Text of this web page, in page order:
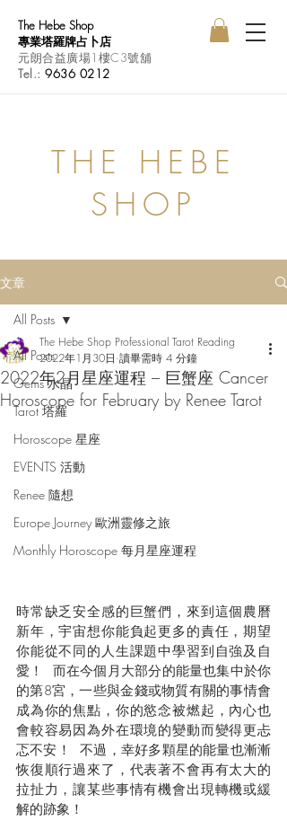
The Hebe Shop
專業塔羅牌占卜店
元朗合益廣場1樓C3號舖
Tel.:9636 0212
THE HEBE
SHOP
文章
All Posts
Gems 水晶
Tarot 塔羅
Horoscope 星座
EVENTS 活動
Renee 隨想
Europe Journey 歐洲靈修之旅
Monthly Horoscope 每月星座運程
All Posts
2022年2月星座運程 – 巨蟹座 Cancer
Horoscope for February by Renee Tarot
The Hebe Shop Professional Tarot Reading
2022年1月30日 讀畢需時 4 分鐘
時常缺乏安全感的巨蟹們，來到這個農曆
新年，宇宙想你能負起更多的責任，期望
你能從不同的人生課題中學習到自強及自
愛！  而在今個月大部分的能量也集中於你
的第8宮，一些與金錢或物質有關的事情會
成為你的焦點，你的慾念被燃起，內心也
會較容易因為外在環境的變動而變得更忐
忑不安！  不過，幸好多顆星的能量也漸漸
恢復順行過來了，代表著不會再有太大的
拉扯力，讓某些事情有機會出現轉機或緩
解的跡象！